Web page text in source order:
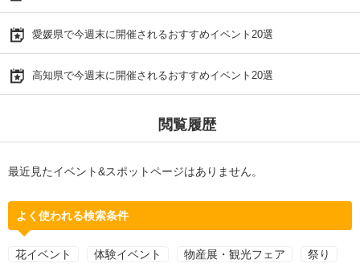
愛媛県で今週末に開催されるおすすめイベント20選
高知県で今週末に開催されるおすすめイベント20選
閲覧履歴
最近見たイベント&スポットページはありません。
よく使われる検索条件
花イベント 体験イベント 物産展・観光フェア 祭り